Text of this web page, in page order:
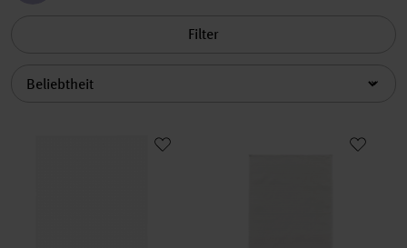
Filter
Paper Poetry Stickkarton weiß 17,5x24,5cm 10 Bogen
Geschirrtuch Wellen beige